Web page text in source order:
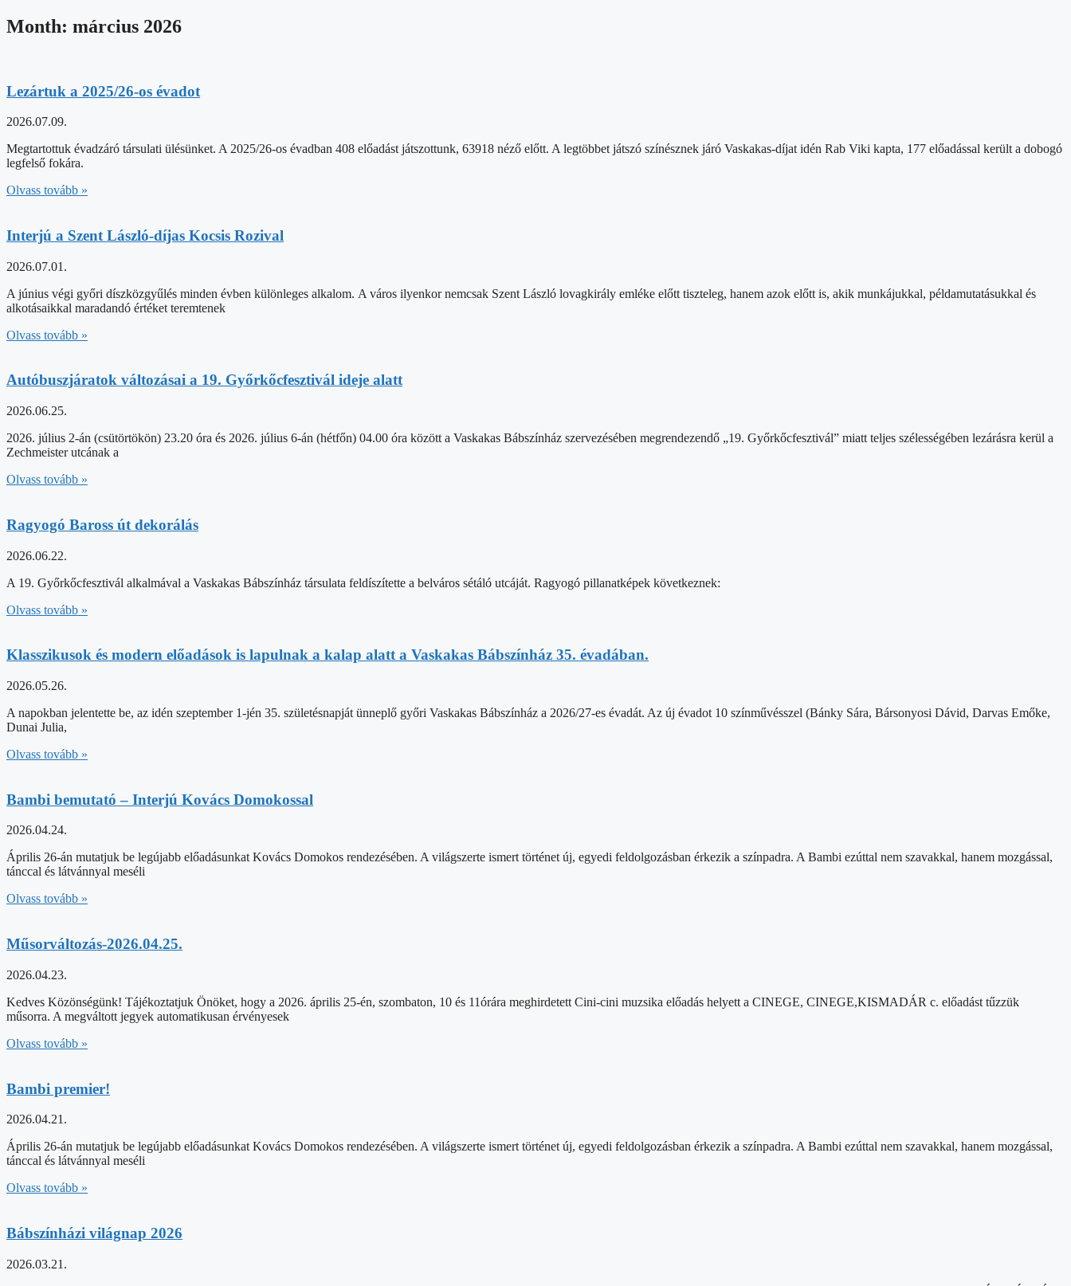
Month: március 2026
Lezártuk a 2025/26-os évadot
2026.07.09.
Megtartottuk évadzáró társulati ülésünket. A 2025/26-os évadban 408 előadást játszottunk, 63918 néző előtt. A legtöbbet játszó színésznek járó Vaskakas-díjat idén Rab Viki kapta, 177 előadással került a dobogó
legfelső fokára.
Olvass tovább »
Interjú a Szent László-díjas Kocsis Rozival
2026.07.01.
A június végi győri díszközgyűlés minden évben különleges alkalom. A város ilyenkor nemcsak Szent László lovagkirály emléke előtt tiszteleg, hanem azok előtt is, akik munkájukkal, példamutatásukkal és
alkotásaikkal maradandó értéket teremtenek
Olvass tovább »
Autóbuszjáratok változásai a 19. Győrkőcfesztivál ideje alatt
2026.06.25.
2026. július 2-án (csütörtökön) 23.20 óra és 2026. július 6-án (hétfőn) 04.00 óra között a Vaskakas Bábszínház szervezésében megrendezendő „19. Győrkőcfesztivál” miatt teljes szélességében lezárásra kerül a
Zechmeister utcának a
Olvass tovább »
Ragyogó Baross út dekorálás
2026.06.22.
A 19. Győrkőcfesztivál alkalmával a Vaskakas Bábszínház társulata feldíszítette a belváros sétáló utcáját. Ragyogó pillanatképek következnek:
Olvass tovább »
Klasszikusok és modern előadások is lapulnak a kalap alatt a Vaskakas Bábszínház 35. évadában.
2026.05.26.
A napokban jelentette be, az idén szeptember 1-jén 35. születésnapját ünneplő győri Vaskakas Bábszínház a 2026/27-es évadát. Az új évadot 10 színművésszel (Bánky Sára, Bársonyosi Dávid, Darvas Emőke,
Dunai Julia,
Olvass tovább »
Bambi bemutató – Interjú Kovács Domokossal
2026.04.24.
Április 26-án mutatjuk be legújabb előadásunkat Kovács Domokos rendezésében. A világszerte ismert történet új, egyedi feldolgozásban érkezik a színpadra. A Bambi ezúttal nem szavakkal, hanem mozgással,
tánccal és látvánnyal meséli
Olvass tovább »
Műsorváltozás-2026.04.25.
2026.04.23.
Kedves Közönségünk! Tájékoztatjuk Önöket, hogy a 2026. április 25-én, szombaton, 10 és 11órára meghirdetett Cini-cini muzsika előadás helyett a CINEGE, CINEGE,KISMADÁR c. előadást tűzzük
műsorra. A megváltott jegyek automatikusan érvényesek
Olvass tovább »
Bambi premier!
2026.04.21.
Április 26-án mutatjuk be legújabb előadásunkat Kovács Domokos rendezésében. A világszerte ismert történet új, egyedi feldolgozásban érkezik a színpadra. A Bambi ezúttal nem szavakkal, hanem mozgással,
tánccal és látvánnyal meséli
Olvass tovább »
Bábszínházi világnap 2026
2026.03.21.